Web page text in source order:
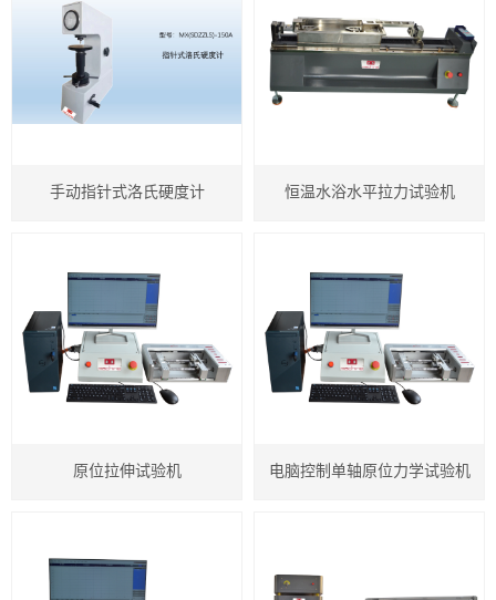
塑料类检测仪器
橡胶类检测仪器
IC卡类检测仪器
微机控制液压压力试验机
生物材料试验机
复合传感器式螺纹摩擦系数试验机
手动指针式洛氏硬度计 恒温水浴水平拉力试验机
原位拉伸试验机 电脑控制单轴原位力学试验机